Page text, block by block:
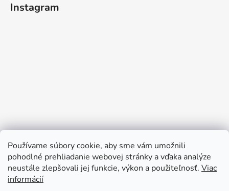
Používame súbory cookie, aby sme vám umožnili
pohodlné prehliadanie webovej stránky a vďaka analýze
neustále zlepšovali jej funkcie, výkon a použiteľnosť. Viac
informácií
Instagram